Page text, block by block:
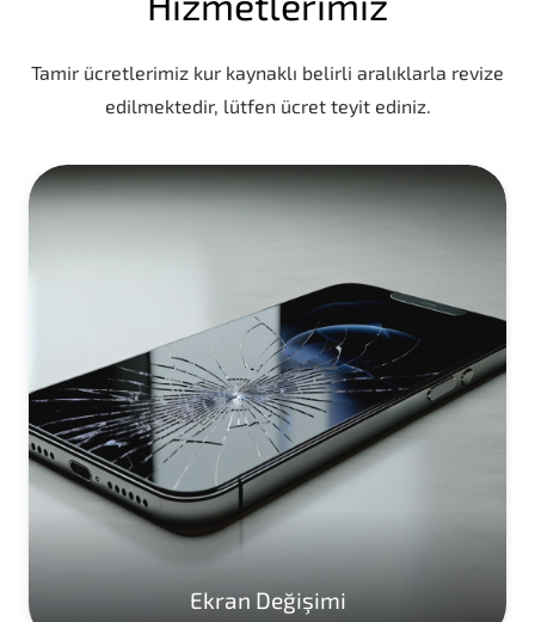
Tamir ücretlerimiz kur kaynaklı belirli aralıklarla revize
edilmektedir, lütfen ücret teyit ediniz.
Ekran Değişimi